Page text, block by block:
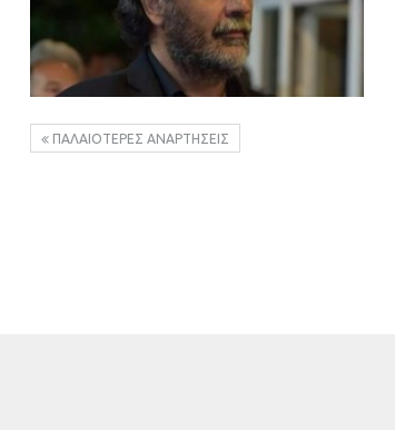
ΠΑΛΑΙΌΤΕΡΕΣ ΑΝΑΡΤΉΣΕΙΣ